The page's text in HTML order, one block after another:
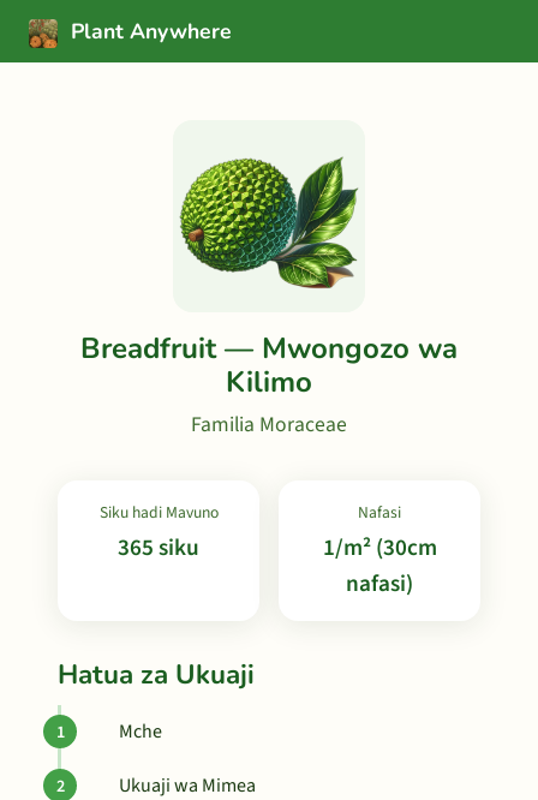
Plant Anywhere
Breadfruit — Mwongozo wa
Kilimo
Familia Moraceae
Siku hadi Mavuno
365 siku
Nafasi
1/m² (30cm
nafasi)
Hatua za Ukuaji
Mche
Ukuaji wa Mimea